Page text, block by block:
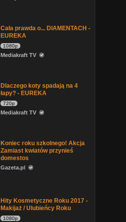
Cała prawda o... DIAMENTACH -
EUREKA
1080p
Mediakraft TV
Dlaczego koty spadają na 4
łapy? - EUREKA
720p
Mediakraft TV
Koniec roku szkolnego! Akcja
Zamiast kwiatów przynieś
domestos
Gazeta.pl
Hity Kosmetyczne Roku 2017 -
Makijaż / Ulubieńcy Roku
1080p